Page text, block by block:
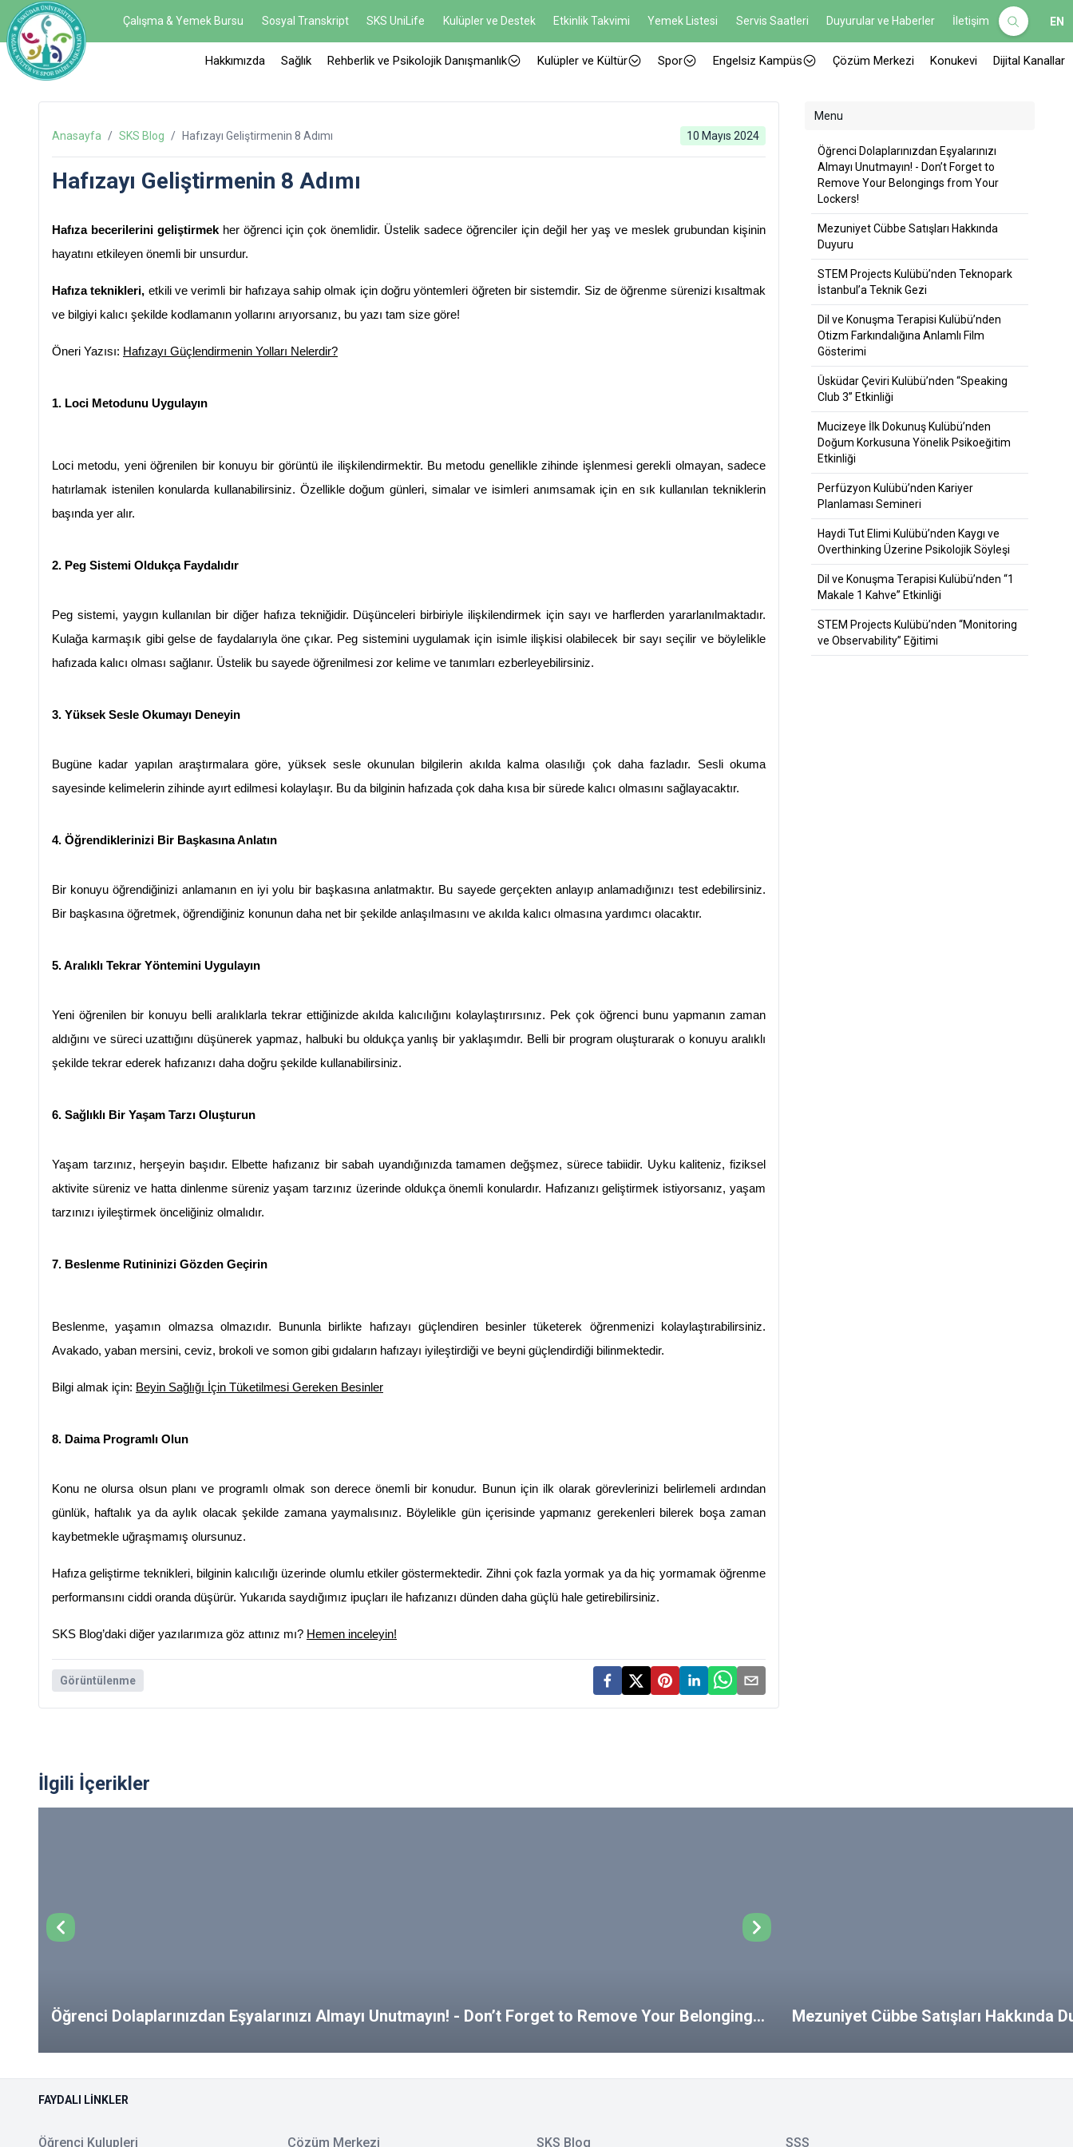
Çalışma & Yemek Bursu Sosyal Transkript SKS UniLife Kulüpler ve Destek Etkinlik Takvimi Yemek Listesi Servis Saatleri Duyurular ve Haberler İletişim EN
Hakkımızda Sağlık Rehberlik ve Psikolojik Danışmanlık Kulüpler ve Kültür Spor Engelsiz Kampüs Çözüm Merkezi Konukevi Dijital Kanallar
Anasayfa / SKS Blog / Hafızayı Geliştirmenin 8 Adımı 10 Mayıs 2024
Hafızayı Geliştirmenin 8 Adımı
Hafıza becerilerini geliştirmek her öğrenci için çok önemlidir. Üstelik sadece öğrenciler için değil her yaş ve meslek grubundan kişinin
hayatını etkileyen önemli bir unsurdur.
Hafıza teknikleri, etkili ve verimli bir hafızaya sahip olmak için doğru yöntemleri öğreten bir sistemdir. Siz de öğrenme sürenizi kısaltmak
ve bilgiyi kalıcı şekilde kodlamanın yollarını arıyorsanız, bu yazı tam size göre!
Öneri Yazısı: Hafızayı Güçlendirmenin Yolları Nelerdir?
1. Loci Metodunu Uygulayın
Loci metodu, yeni öğrenilen bir konuyu bir görüntü ile ilişkilendirmektir. Bu metodu genellikle zihinde işlenmesi gerekli olmayan, sadece
hatırlamak istenilen konularda kullanabilirsiniz. Özellikle doğum günleri, simalar ve isimleri anımsamak için en sık kullanılan tekniklerin
başında yer alır.
2. Peg Sistemi Oldukça Faydalıdır
Peg sistemi, yaygın kullanılan bir diğer hafıza tekniğidir. Düşünceleri birbiriyle ilişkilendirmek için sayı ve harflerden yararlanılmaktadır.
Kulağa karmaşık gibi gelse de faydalarıyla öne çıkar. Peg sistemini uygulamak için isimle ilişkisi olabilecek bir sayı seçilir ve böylelikle
hafızada kalıcı olması sağlanır. Üstelik bu sayede öğrenilmesi zor kelime ve tanımları ezberleyebilirsiniz.
3. Yüksek Sesle Okumayı Deneyin
Bugüne kadar yapılan araştırmalara göre, yüksek sesle okunulan bilgilerin akılda kalma olasılığı çok daha fazladır. Sesli okuma
sayesinde kelimelerin zihinde ayırt edilmesi kolaylaşır. Bu da bilginin hafızada çok daha kısa bir sürede kalıcı olmasını sağlayacaktır.
4. Öğrendiklerinizi Bir Başkasına Anlatın
Bir konuyu öğrendiğinizi anlamanın en iyi yolu bir başkasına anlatmaktır. Bu sayede gerçekten anlayıp anlamadığınızı test edebilirsiniz.
Bir başkasına öğretmek, öğrendiğiniz konunun daha net bir şekilde anlaşılmasını ve akılda kalıcı olmasına yardımcı olacaktır.
5. Aralıklı Tekrar Yöntemini Uygulayın
Yeni öğrenilen bir konuyu belli aralıklarla tekrar ettiğinizde akılda kalıcılığını kolaylaştırırsınız. Pek çok öğrenci bunu yapmanın zaman
aldığını ve süreci uzattığını düşünerek yapmaz, halbuki bu oldukça yanlış bir yaklaşımdır. Belli bir program oluşturarak o konuyu aralıklı
şekilde tekrar ederek hafızanızı daha doğru şekilde kullanabilirsiniz.
6. Sağlıklı Bir Yaşam Tarzı Oluşturun
Yaşam tarzınız, herşeyin başıdır. Elbette hafızanız bir sabah uyandığınızda tamamen değşmez, sürece tabiidir. Uyku kaliteniz, fiziksel
aktivite süreniz ve hatta dinlenme süreniz yaşam tarzınız üzerinde oldukça önemli konulardır. Hafızanızı geliştirmek istiyorsanız, yaşam
tarzınızı iyileştirmek önceliğiniz olmalıdır.
7. Beslenme Rutininizi Gözden Geçirin
Beslenme, yaşamın olmazsa olmazıdır. Bununla birlikte hafızayı güçlendiren besinler tüketerek öğrenmenizi kolaylaştırabilirsiniz.
Avakado, yaban mersini, ceviz, brokoli ve somon gibi gıdaların hafızayı iyileştirdiği ve beyni güçlendirdiği bilinmektedir.
Bilgi almak için: Beyin Sağlığı İçin Tüketilmesi Gereken Besinler
8. Daima Programlı Olun
Konu ne olursa olsun planı ve programlı olmak son derece önemli bir konudur. Bunun için ilk olarak görevlerinizi belirlemeli ardından
günlük, haftalık ya da aylık olacak şekilde zamana yaymalısınız. Böylelikle gün içerisinde yapmanız gerekenleri bilerek boşa zaman
kaybetmekle uğraşmamış olursunuz.
Hafıza geliştirme teknikleri, bilginin kalıcılığı üzerinde olumlu etkiler göstermektedir. Zihni çok fazla yormak ya da hiç yormamak öğrenme
performansını ciddi oranda düşürür. Yukarıda saydığımız ipuçları ile hafızanızı dünden daha güçlü hale getirebilirsiniz.
SKS Blog’daki diğer yazılarımıza göz attınız mı? Hemen inceleyin!
Görüntülenme
İlgili İçerikler
Öğrenci Dolaplarınızdan Eşyalarınızı Almayı Unutmayın! - Don’t Forget to Remove Your Belongings
Mezuniyet Cübbe Satışları Hakkında
Menu
Öğrenci Dolaplarınızdan Eşyalarınızı
Almayı Unutmayın! - Don’t Forget to
Remove Your Belongings from Your
Lockers!
Mezuniyet Cübbe Satışları Hakkında
Duyuru
STEM Projects Kulübü’nden Teknopark
İstanbul’a Teknik Gezi
Dil ve Konuşma Terapisi Kulübü’nden
Otizm Farkındalığına Anlamlı Film
Gösterimi
Üsküdar Çeviri Kulübü’nden “Speaking
Club 3” Etkinliği
Mucizeye İlk Dokunuş Kulübü’nden
Doğum Korkusuna Yönelik Psikoeğitim
Etkinliği
Perfüzyon Kulübü’nden Kariyer
Planlaması Semineri
Haydi Tut Elimi Kulübü’nden Kaygı ve
Overthinking Üzerine Psikolojik Söyleşi
Dil ve Konuşma Terapisi Kulübü’nden “1
Makale 1 Kahve” Etkinliği
STEM Projects Kulübü’nden “Monitoring
ve Observability” Eğitimi
FAYDALI LINKLER
Öğrenci Kulupleri Çözüm Merkezi SKS Blog SSS